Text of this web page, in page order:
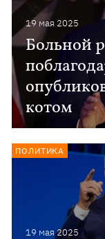
19 мая 2025
Больной
котом
19 мая 2025
ПОЛИТИКА